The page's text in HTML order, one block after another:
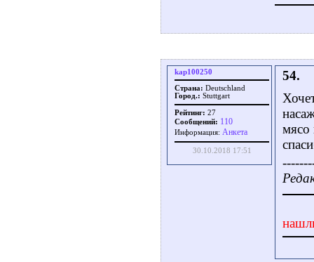
kap100250
Страна: Deutschland
Город.: Stuttgart
Рейтинг: 27
Сообщений: 110
Информация: Aнкета
30.10.2018 17:51
54.
мясо